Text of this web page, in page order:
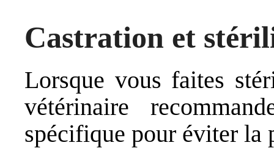
Castration et
Lorsque vous faites
vétérinaire
spécifique pour éviter la